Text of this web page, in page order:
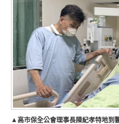
▲高市保全公會理事長陳紀孝特地到